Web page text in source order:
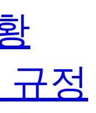
정